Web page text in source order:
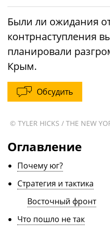
Были ли ожидания
контрнаступления
планировали
Крым.
Обсудить
© TYLER HICKS / THE NEW
Оглавление
Почему юг?
Стратегия и тактика
Восточный фронт
Что пошло не так